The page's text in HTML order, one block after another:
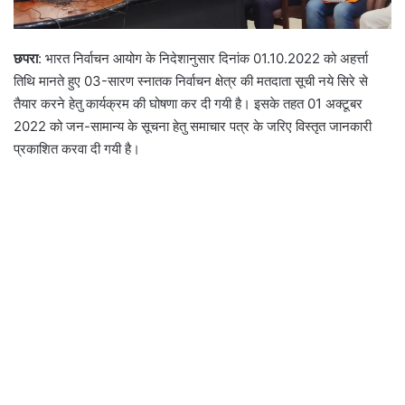
छपरा: भारत निर्वाचन आयोग के निदेशानुसार दिनांक 01.10.2022 को अहर्त्ता
तिथि मानते हुए 03-सारण स्नातक निर्वाचन क्षेत्र की मतदाता सूची नये सिरे से
तैयार करने हेतु कार्यक्रम की घोषणा कर दी गयी है। इसके तहत 01 अक्टूबर
2022 को जन-सामान्य के सूचना हेतु समाचार पत्र के जरिए विस्तृत जानकारी
प्रकाशित करवा दी गयी है।